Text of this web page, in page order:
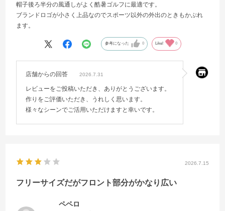
帽子後ろ半分の風通しがよく酷暑ゴルフに最適です。
ブランドロゴが小さく上品なのでスポーツ以外の外出のときもかぶれ
ます。
参考になった 0 Like! 0
店舗からの回答 2026.7.31
レビューをご投稿いただき、ありがとうございます。
作りをご評価いただき、うれしく思います。
様々なシーンでご活用いただけますと幸いです。
2026.7.15
フリーサイズだがフロント部分がかなり広い
ペペロ